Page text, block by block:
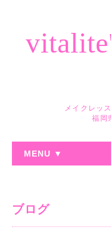
メイクレッ
福岡
MENU ▼
ブログ